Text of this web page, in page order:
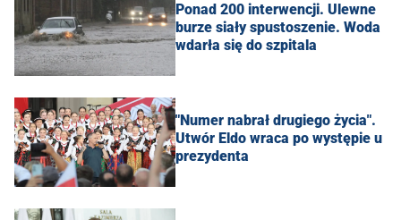
Ponad 200 interwencji. Ulewne
burze siały spustoszenie. Woda
wdarła się do szpitala
"Numer nabrał drugiego życia".
Utwór Eldo wraca po występie u
prezydenta